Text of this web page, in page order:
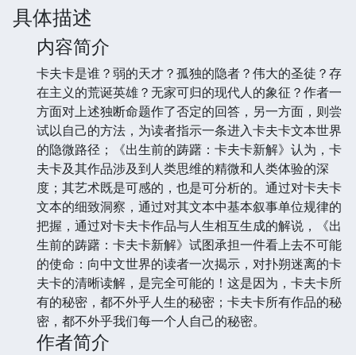
具体描述
内容简介
卡夫卡是谁？弱的天才？孤独的隐者？伟大的圣徒？存
在主义的荒诞英雄？无家可归的现代人的象征？作者一
方面对上述独断命题作了否定的回答，另一方面，则尝
试以自己的方法，为读者指示一条进入卡夫卡文本世界
的隐微路径；《出生前的踌躇：卡夫卡新解》认为，卡
夫卡及其作品涉及到人类思维的精微和人类体验的深
度；其艺术既是可感的，也是可分析的。通过对卡夫卡
文本的细致洞察，通过对其文本中基本叙事单位规律的
把握，通过对卡夫卡作品与人生相互生成的解说，《出
生前的踌躇：卡夫卡新解》试图承担一件看上去不可能
的使命：向中文世界的读者一次揭示，对扑朔迷离的卡
夫卡的清晰读解，是完全可能的！这是因为，卡夫卡所
有的秘密，都不外乎人生的秘密；卡夫卡所有作品的秘
密，都不外乎我们每一个人自己的秘密。
作者简介